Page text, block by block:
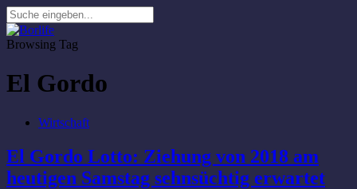
Browsing Tag
El Gordo
Wirtschaft
El Gordo Lotto: Ziehung von 2018 am
heutigen Samstag sehnsüchtig erwartet